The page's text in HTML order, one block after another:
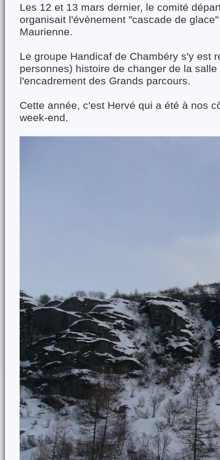
Les 12 et 13 mars dernier, le comité
organisait l'évènement "cascade de
Maurienne.
Le groupe Handicaf de Chambéry s'y est
personnes) histoire de changer de la
l'encadrement des Grands parcours.
Cette année, c'est Hervé qui a été à nos
week-end.